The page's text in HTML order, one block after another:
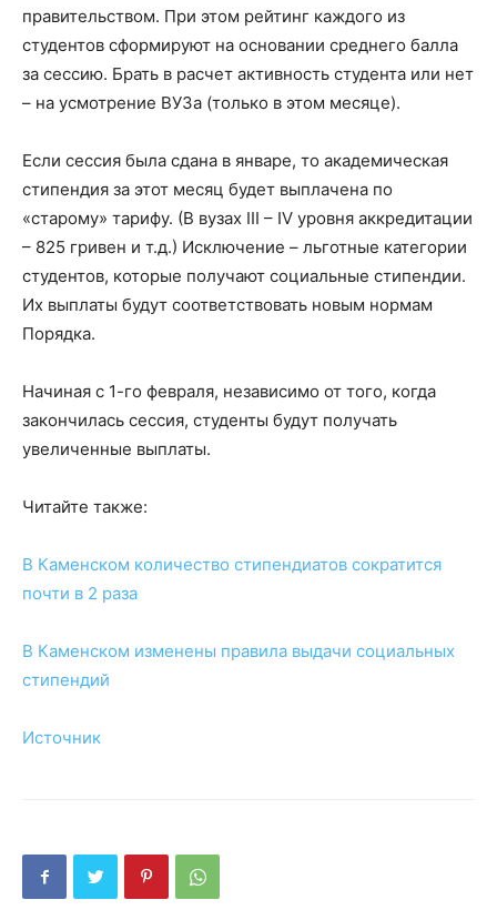
правительством. При этом рейтинг каждого из
студентов сформируют на основании среднего балла
за сессию. Брать в расчет активность студента или нет
– на усмотрение ВУЗа (только в этом месяце).
Если сессия была сдана в январе, то академическая
стипендия за этот месяц будет выплачена по
«старому» тарифу. (В вузах ІІІ – IV уровня аккредитации
– 825 гривен и т.д.) Исключение – льготные категории
студентов, которые получают социальные стипендии.
Их выплаты будут соответствовать новым нормам
Порядка.
Начиная с 1-го февраля, независимо от того, когда
закончилась сессия, студенты будут получать
увеличенные выплаты.
Читайте также:
В Каменском количество стипендиатов сократится
почти в 2 раза
В Каменском изменены правила выдачи социальных
стипендий
Источник